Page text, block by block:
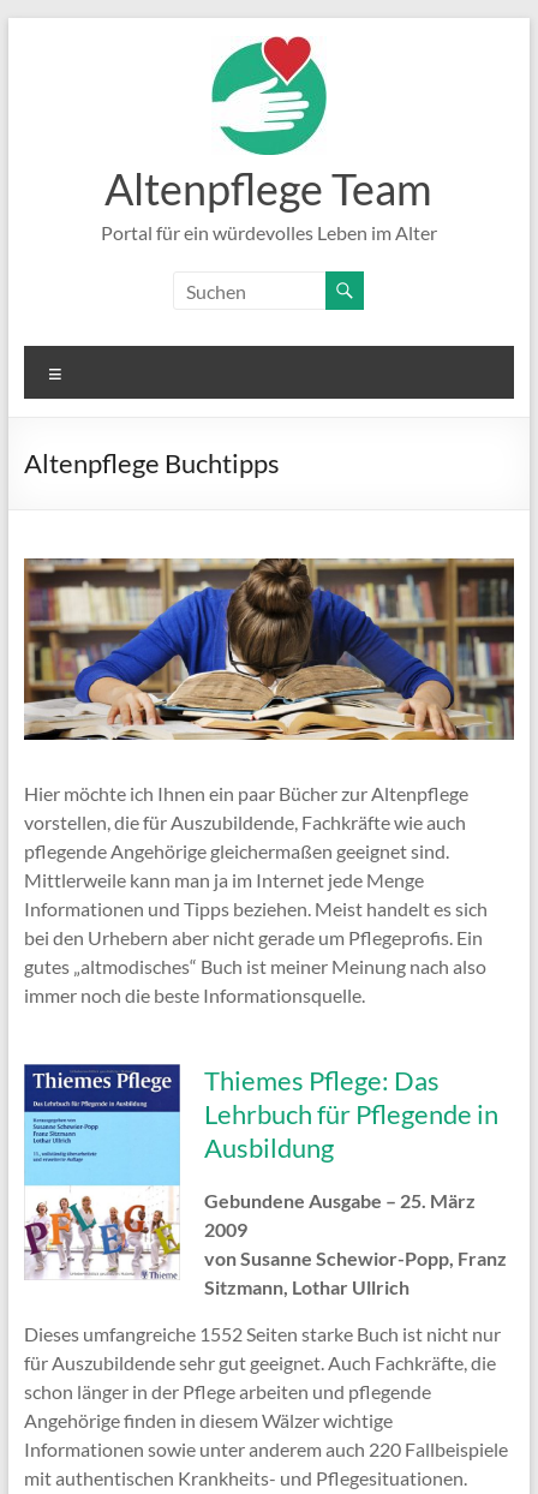
Altenpflege Team
Portal für ein würdevolles Leben im Alter
Altenpflege Buchtipps
Hier möchte ich Ihnen ein paar Bücher zur Altenpflege
vorstellen, die für Auszubildende, Fachkräfte wie auch
pflegende Angehörige gleichermaßen geeignet sind.
Mittlerweile kann man ja im Internet jede Menge
Informationen und Tipps beziehen. Meist handelt es sich
bei den Urhebern aber nicht gerade um Pflegeprofis. Ein
gutes „altmodisches“ Buch ist meiner Meinung nach also
immer noch die beste Informationsquelle.
Thiemes Pflege: Das
Lehrbuch für Pflegende in
Ausbildung
Gebundene Ausgabe – 25. März
2009
von Susanne Schewior-Popp, Franz
Sitzmann, Lothar Ullrich
Dieses umfangreiche 1552 Seiten starke Buch ist nicht nur
für Auszubildende sehr gut geeignet. Auch Fachkräfte, die
schon länger in der Pflege arbeiten und pflegende
Angehörige finden in diesem Wälzer wichtige
Informationen sowie unter anderem auch 220 Fallbeispiele
mit authentischen Krankheits- und Pflegesituationen.